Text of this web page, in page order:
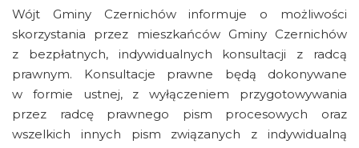
Wójt Gminy Czernichów informuje o możliwości
skorzystania przez mieszkańców Gminy Czernichów
z bezpłatnych, indywidualnych konsultacji z radcą
prawnym. Konsultacje prawne będą dokonywane
w formie ustnej, z wyłączeniem przygotowywania
przez radcę prawnego pism procesowych oraz
wszelkich innych pism związanych z indywidualną